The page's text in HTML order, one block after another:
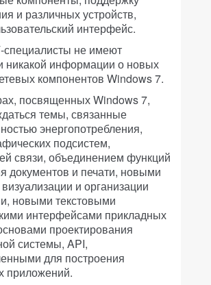
и различных устройств,
интерфейс.
не имеют
никакой информации о новых
компонентов Windows 7.
посвященных Windows 7,
темы, связанные
энергопотребления,
подсистем,
связи, объединением функций
документов и печати, новыми
и организации
новыми текстовыми
интерфейсами прикладных
проектирования
системы, API,
для построения
приложений.